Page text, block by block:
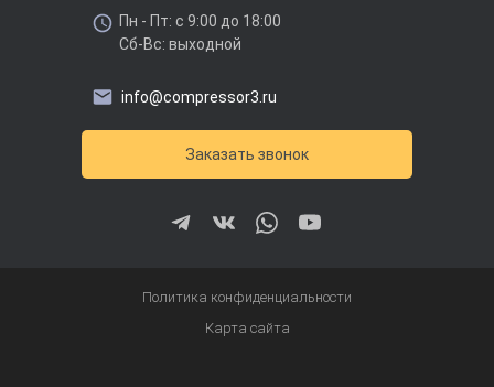
Пн - Пт: с 9:00 до 18:00
Сб-Вс: выходной
info@compressor3.ru
Заказать звонок
Политика конфиденциальности
Карта сайта